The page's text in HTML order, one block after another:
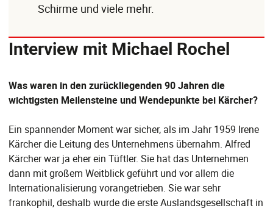
Schirme und viele mehr.
Interview mit Michael Rochel
Was waren in den zurückliegenden 90 Jahren die
wichtigsten Meilensteine und Wendepunkte bei Kärcher?
Ein spannender Moment war sicher, als im Jahr 1959 Irene
Kärcher die Leitung des Unternehmens übernahm. Alfred
Kärcher war ja eher ein Tüftler. Sie hat das Unternehmen
dann mit großem Weitblick geführt und vor allem die
Internationalisierung vorangetrieben. Sie war sehr
frankophil, deshalb wurde die erste Auslandsgesellschaft in